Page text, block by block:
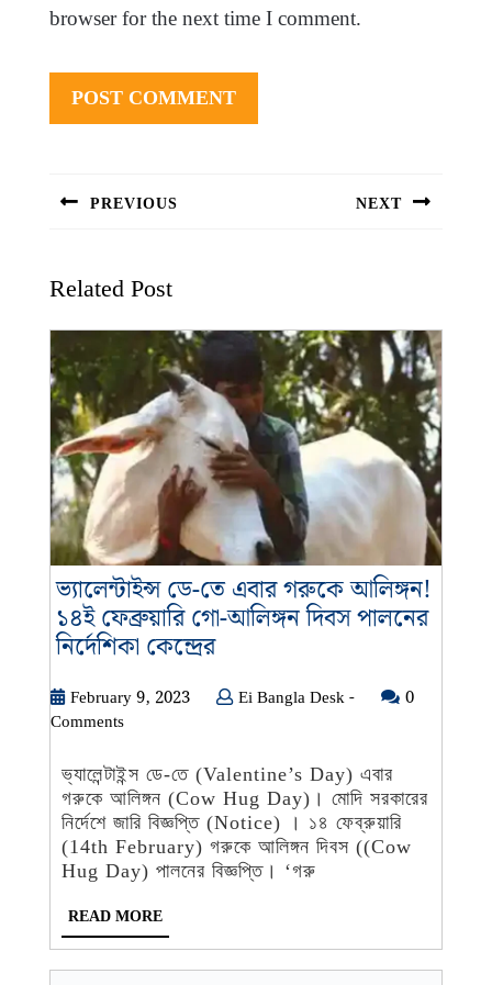
browser for the next time I comment.
navigation
PREVIOUS NEXT
Related Post
ভ্যালেন্টাইন্স ডে-তে এবার গরুকে আলিঙ্গন!
১৪ই ফেব্রুয়ারি গো-আলিঙ্গন দিবস পালনের
নির্দেশিকা কেন্দ্রেরভ্যালেন্টাইন্স
তে
গরুকে
আলিঙ্গন!
১৪ই
ফেব্রুয়ারি
গো-
পালনের
February 9, 2023FebruaryEi Bangla Desk -Ei
0
Comments
ভ্যালেন্টাইন্স ডে-তে (Valentine’s Day) এবার
গরুকে আলিঙ্গন (Cow Hug Day)। মোদি সরকারের
নির্দেশে জারি বিজ্ঞপ্তি (Notice) । ১৪ ফেব্রুয়ারি
(14th February) গরুকে আলিঙ্গন দিবস ((Cow
Hug Day) পালনের বিজ্ঞপ্তি। ‘গরু
READ MOREREAD
MORE